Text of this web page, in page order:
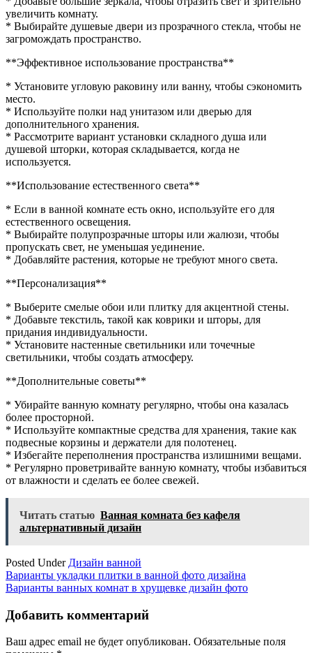
увеличить комнату.
* Выбирайте душевые двери из прозрачного стекла, чтобы не
загромождать пространство.
**Эффективное использование пространства**
* Установите угловую раковину или ванну, чтобы сэкономить
место.
* Используйте полки над унитазом или дверью для
дополнительного хранения.
* Рассмотрите вариант установки складного душа или
душевой шторки, которая складывается, когда не
используется.
**Использование естественного света**
* Если в ванной комнате есть окно, используйте его для
естественного освещения.
* Выбирайте полупрозрачные шторы или жалюзи, чтобы
пропускать свет, не уменьшая уединение.
* Добавляйте растения, которые не требуют много света.
**Персонализация**
* Выберите смелые обои или плитку для акцентной стены.
* Добавьте текстиль, такой как коврики и шторы, для
придания индивидуальности.
* Установите настенные светильники или точечные
светильники, чтобы создать атмосферу.
**Дополнительные советы**
* Убирайте ванную комнату регулярно, чтобы она казалась
более просторной.
* Используйте компактные средства для хранения, такие как
подвесные корзины и держатели для полотенец.
* Избегайте переполнения пространства излишними вещами.
* Регулярно проветривайте ванную комнату, чтобы избавиться
от влажности и сделать ее более свежей.
Читать статью Ванная комната без кафеля
альтернативный дизайн
Posted Under Дизайн ванной
Навигация
по
записям
Варианты укладки плитки в ванной фото дизайна
Варианты ванных комнат в хрущевке дизайн фото
Добавить комментарий
Ваш адрес email не будет опубликован. Обязательные поля